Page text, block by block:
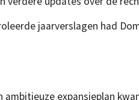
jaarverslagen had
ambitieuze expansieplan